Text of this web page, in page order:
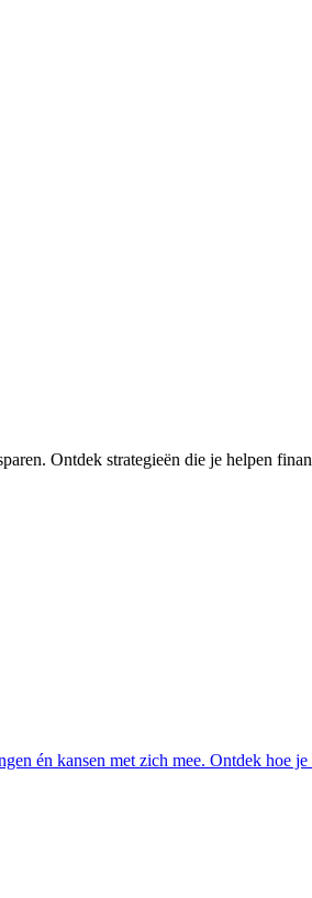
Ontdek strategieën die je helpen
én kansen met zich mee. Ontdek hoe